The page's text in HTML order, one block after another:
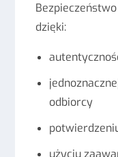
dzięki:
odbiorcy
użyciu